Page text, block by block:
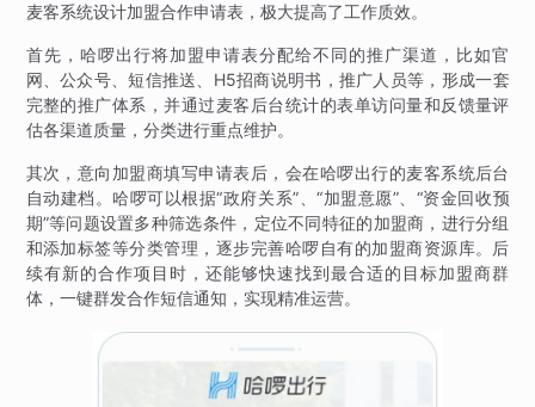
麦客系统设计加盟合作申请表，极大提高了工作质效。
首先，哈啰出行将加盟申请表分配给不同的推广渠道，比如官
网、公众号、短信推送、H5招商说明书，推广人员等，形成一套
完整的推广体系，并通过麦客后台统计的表单访问量和反馈量评
估各渠道质量，分类进行重点维护。
其次，意向加盟商填写申请表后，会在哈啰出行的麦客系统后台
自动建档。哈啰可以根据“政府关系”、“加盟意愿”、“资金回收预
期”等问题设置多种筛选条件，定位不同特征的加盟商，进行分组
和添加标签等分类管理，逐步完善哈啰自有的加盟商资源库。后
续有新的合作项目时，还能够快速找到最合适的目标加盟商群
体，一键群发合作短信通知，实现精准运营。